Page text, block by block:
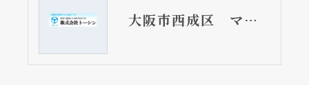
大阪市西成区 マンションの水漏れ修理工事 トイレ取替しました